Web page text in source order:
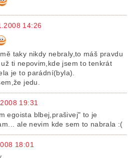
14:26
taky nikdy nebraly,to máš pravdu
už ti nepovim,kde jsem to tenkrát
je to parádní(byla).
jedu.
19:31
egoista blbej,prašivej" to je
ale nevim kde sem to nabrala :(
18:01